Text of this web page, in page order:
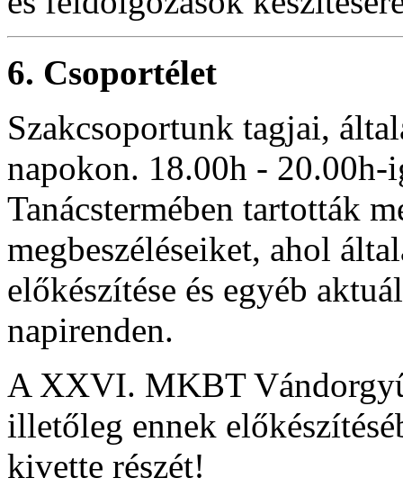
6. Csoportélet
Szakcsoportunk tagjai,
napokon. 18.00h - 20.00h-
Tanácstermében tartották
megbeszéléseiket, ahol
előkészítése és egyéb
napirenden.
A XXVI. MKBT
illetőleg ennek
kivette részét!